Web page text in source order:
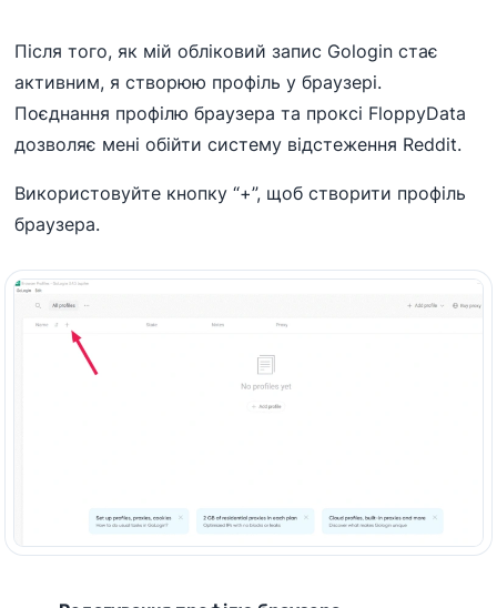
Після того, як мій обліковий запис Gologin стає
активним, я створюю профіль у браузері.
Поєднання профілю браузера та проксі FloppyData
дозволяє мені обійти систему відстеження Reddit.
Використовуйте кнопку “+”, щоб створити профіль
браузера.